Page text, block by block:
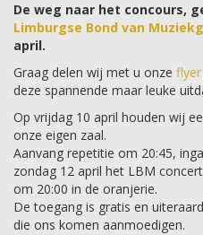
De weg naar het concours,
Limburgse Bond van
april.
Graag delen wij met u onze flyer
deze spannende maar leuke
Op vrijdag 10 april houden wij
onze eigen zaal.
Aanvang repetitie om 20:45,
zondag 12 april het LBM
om 20:00 in de oranjerie.
De toegang is gratis en
die ons komen aanmoedigen.